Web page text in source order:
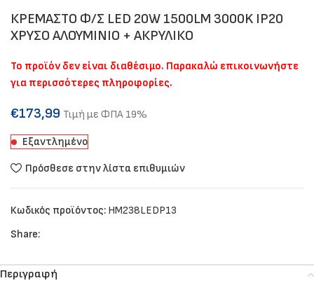
ΚΡΕΜΑΣΤΟ Φ/Σ LED 20W 1500LM 3000K IP20
ΧΡΥΣΟ ΑΛΟΥΜΙΝΙΟ + ΑΚΡΥΛΙΚΟ
Το προϊόν δεν είναι διαθέσιμο. Παρακαλώ επικοινωνήστε
για περισσότερες πληροφορίες.
€173,99 Τιμή με ΦΠΑ 19%
Εξαντλημένο
Πρόσθεσε στην λίστα επιθυμιών
Κωδικός προϊόντος: HM238LEDP13
Share:
Περιγραφή